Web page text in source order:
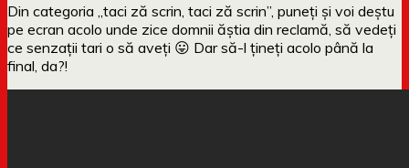
Din categoria „taci ză scrin, taci ză scrin”, puneți și voi deștu
pe ecran acolo unde zice domnii ăștia din reclamă, să vedeți
ce senzații tari o să aveți 😛 Dar să-l țineți acolo până la
final, da?!